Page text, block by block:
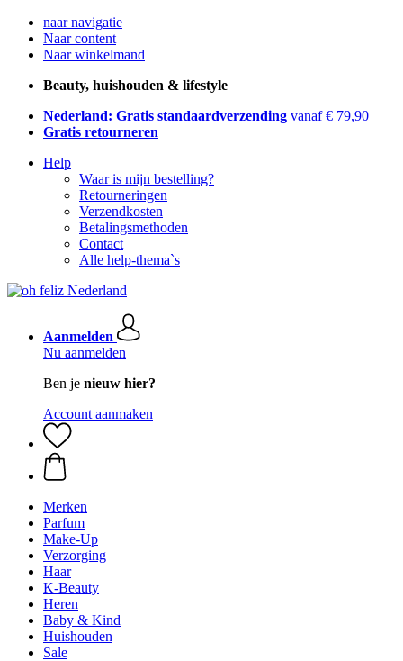
naar navigatie
Naar content
Naar winkelmand
Beauty, huishouden & lifestyle
Nederland: Gratis standaardverzending vanaf € 79,90
Gratis retourneren
Help
Waar is mijn bestelling?
Retourneringen
Verzendkosten
Betalingsmethoden
Contact
Alle help-thema`s
Aanmelden
Nu aanmelden
Ben je nieuw hier?
Account aanmaken
Merken
Parfum
Make-Up
Verzorging
Haar
K-Beauty
Heren
Baby & Kind
Huishouden
Sale